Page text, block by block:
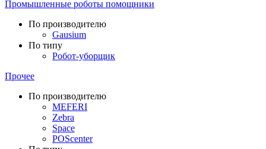
Промышленные роботы помощники
По производителю
Gausium
По типу
Робот-уборщик
Прочее
По производителю
MEFERI
Zebra
Space
POScenter